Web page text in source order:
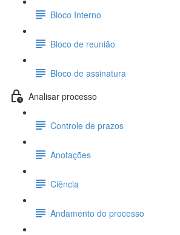
Bloco Interno
Bloco de reunião
Bloco de assinatura
Analisar processo
Controle de prazos
Anotações
Ciência
Andamento do processo